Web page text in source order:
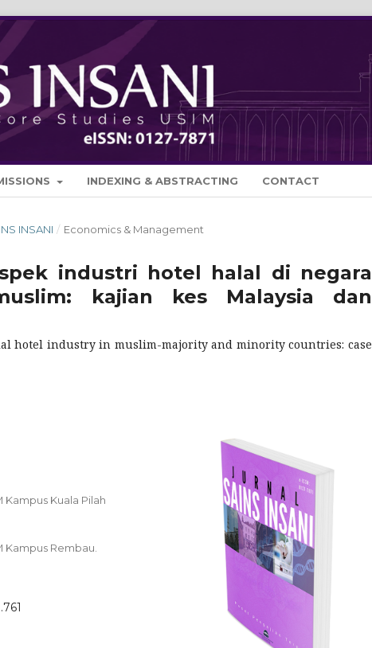
INDEXING & ABSTRACTING CONTACT
INSANI / Economics & Management
industri hotel halal di negara
kajian kes Malaysia dan
hotel industry in muslim-majority and minority countries: case
Kampus Kuala Pilah
Kampus Rembau.